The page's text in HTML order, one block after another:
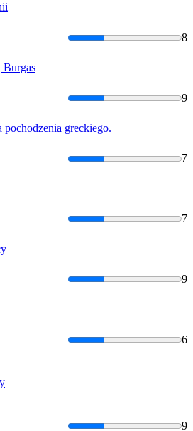
8
Burgas
9
pochodzenia greckiego.
7
7
9
6
9